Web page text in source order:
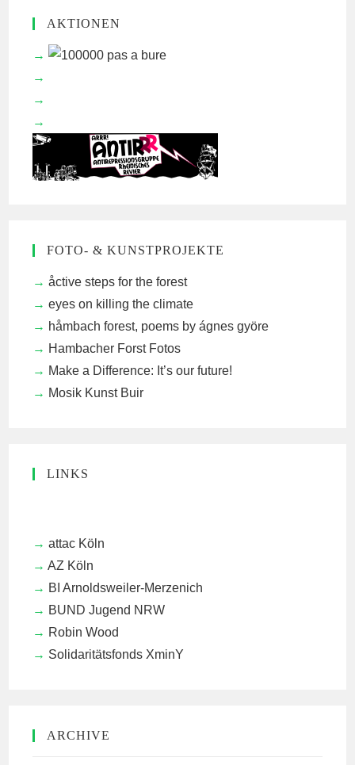
AKTIONEN
FOTO- & KUNSTPROJEKTE
åctive steps for the forest
eyes on killing the climate
håmbach forest, poems by ágnes györe
Hambacher Forst Fotos
Make a Difference: It’s our future!
Mosik Kunst Buir
LINKS
attac Köln
AZ Köln
BI Arnoldsweiler-Merzenich
BUND Jugend NRW
Robin Wood
Solidaritätsfonds XminY
ARCHIVE